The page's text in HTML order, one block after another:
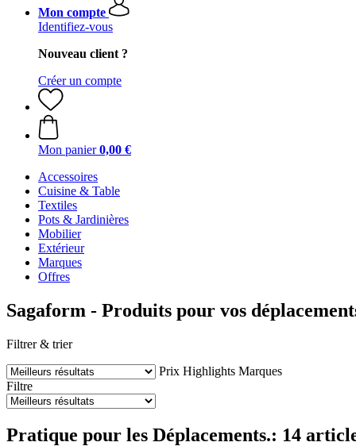
Mon compte
Identifiez-vous
Nouveau client ?
Créer un compte
Mon panier 0,00 €
Accessoires
Cuisine & Table
Textiles
Pots & Jardinières
Mobilier
Extérieur
Marques
Offres
Sagaform - Produits pour vos
Filtrer & trier
Prix Highlights Marques
Filtre
Pratique pour les Déplacements.: 14